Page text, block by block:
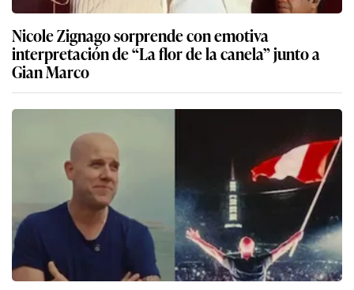
Nicole Zignago sorprende con emotiva
interpretación de “La flor de la canela” junto a
Gian Marco